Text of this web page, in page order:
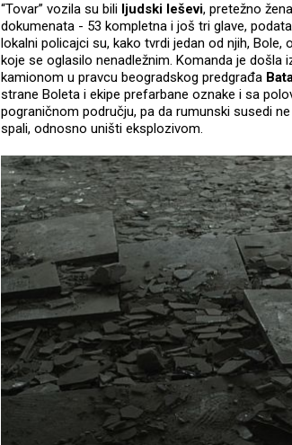
“Tovar” vozila su bili ljudski leševi, pretežno
dokumenata - 53 kompletna i još tri glave,
lokalni policajci su, kako tvrdi jedan od njih,
koje se oglasilo nenadležnim. Komanda je došla
kamionom u pravcu beogradskog predgrađa
strane Boleta i ekipe prefarbane oznake i sa
pograničnom području, pa da rumunski susedi
spali, odnosno uništi eksplozivom.